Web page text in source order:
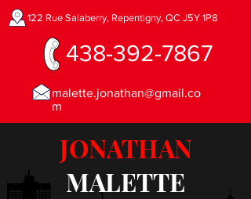
122 Rue Salaberry, Repentigny, QC J5Y 1P8
438-392-7867
malette.jonathan@gmail.co
m
JONATHAN
MALETTE